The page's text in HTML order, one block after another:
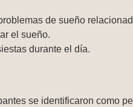
de sueño
el sueño.
durante el día.
se identificaron como